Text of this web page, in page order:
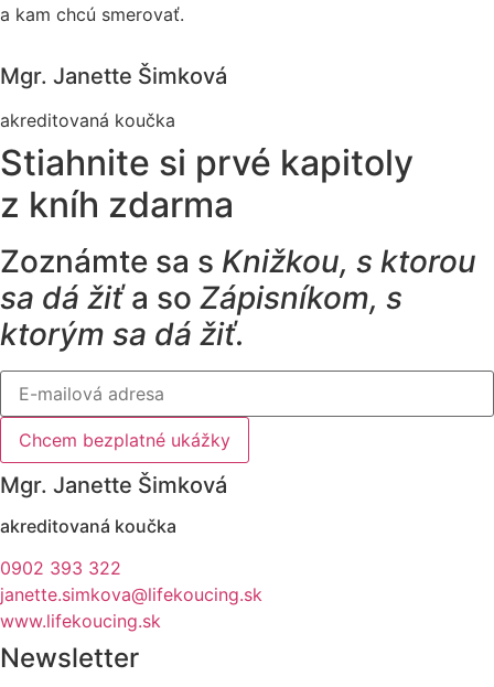
a kam chcú smerovať.
Mgr. Janette Šimková
akreditovaná koučka
Stiahnite si prvé kapitoly
z kníh zdarma
Zoznámte sa s Knižkou, s ktorou
sa dá žiťa so Zápisníkom, s
ktorým sa dá žiť.
Chcem bezplatné ukážky
Mgr. Janette Šimková
akreditovaná koučka
0902 393 322
janette.simkova@lifekoucing.sk
www.lifekoucing.sk
Newsletter